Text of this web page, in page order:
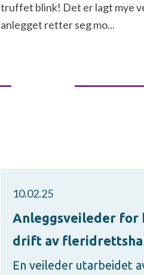
truffet blink! Det er lagt mye
anlegget retter seg mo...
10.02.25
Anleggsveileder for
drift av
En veileder utarbeidet